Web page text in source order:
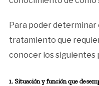
Para poder
tratamiento que
conocer los siguientes
1. Situación y función que